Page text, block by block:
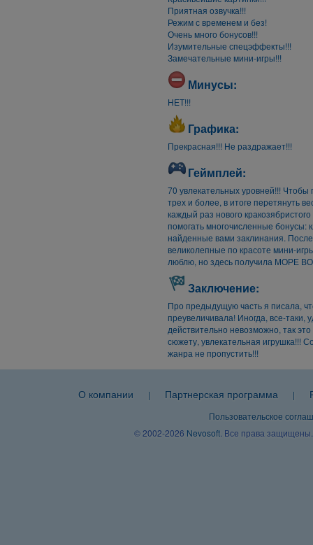
Приятная озвучка!!!
Режим с временем и без!
Очень много бонусов!!!
Изумительные спецэффекты!!!
Замечательные мини-игры!!!
Минусы:
НЕТ!!!
Графика:
Прекрасная!!! Не раздражает!!!
Геймплей:
70 увлекательных уровней!!! Чтобы
трех и более, в итоге перетянуть
каждый раз нового
помогать многочисленные бонусы:
найденные вами заклинания.
великолепные по красоте мини-
люблю, но здесь получила МОРЕ
Заключение:
Про предыдущую часть я писала,
преувеличивала! Иногда, все-таки,
действительно невозможно, так
сюжету, увлекательная игрушка!!!
жанра не пропустить!!!
О компании | Партнерская программа |
Пользовательское
© 2002-2026 Nevosoft . Все права защищены